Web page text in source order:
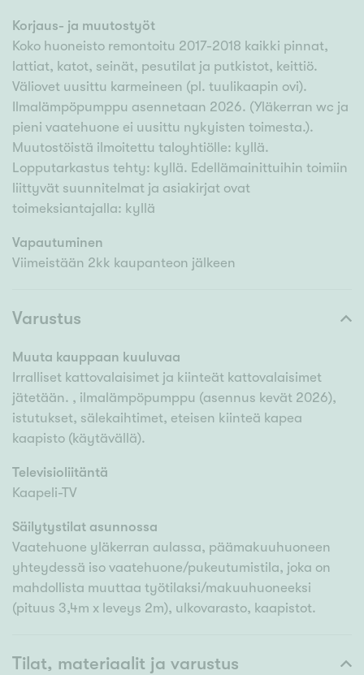
Korjaus- ja muutostyöt
Koko huoneisto remontoitu 2017-2018 kaikki pinnat,
lattiat, katot, seinät, pesutilat ja putkistot, keittiö.
Väliovet uusittu karmeineen (pl. tuulikaapin ovi).
Ilmalämpöpumppu asennetaan 2026. (Yläkerran wc ja
pieni vaatehuone ei uusittu nykyisten toimesta.).
Muutostöistä ilmoitettu taloyhtiölle: kyllä.
Lopputarkastus tehty: kyllä. Edellämainittuihin toimiin
liittyvät suunnitelmat ja asiakirjat ovat
toimeksiantajalla: kyllä
Vapautuminen
Viimeistään 2kk kaupanteon jälkeen
Varustus
Muuta kauppaan kuuluvaa
Irralliset kattovalaisimet ja kiinteät kattovalaisimet
jätetään. , ilmalämpöpumppu (asennus kevät 2026),
istutukset, sälekaihtimet, eteisen kiinteä kapea
kaapisto (käytävällä).
Televisioliitäntä
Kaapeli-TV
Säilytystilat asunnossa
Vaatehuone yläkerran aulassa, päämakuuhuoneen
yhteydessä iso vaatehuone/pukeutumistila, joka on
mahdollista muuttaa työtilaksi/makuuhuoneeksi
(pituus 3,4m x leveys 2m), ulkovarasto, kaapistot.
Tilat, materiaalit ja varustus